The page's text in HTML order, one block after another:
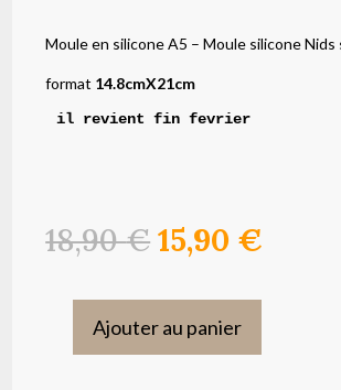
Moule en silicone A5 – Moule silicone Nids
format 14.8cmX21cm
il revient fin fevrier
18,90€Le
prix
initial
était :
18,90 €.
15,90 €
quantité
Ajouter au panier